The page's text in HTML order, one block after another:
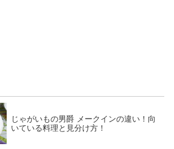
じゃがいもの男爵 メークインの違い！向
いている料理と見分け方！